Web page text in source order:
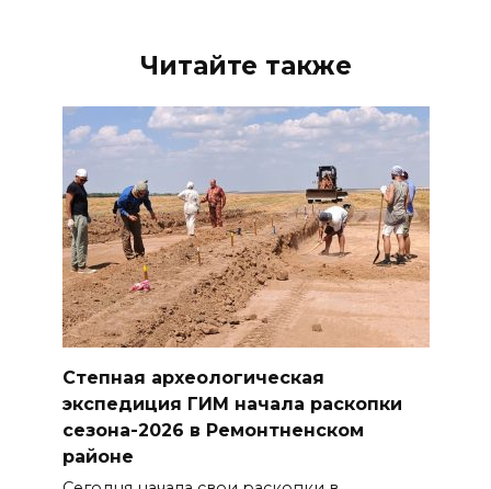
Читайте также
Степная археологическая
экспедиция ГИМ начала раскопки
сезона-2026 в Ремонтненском
районе